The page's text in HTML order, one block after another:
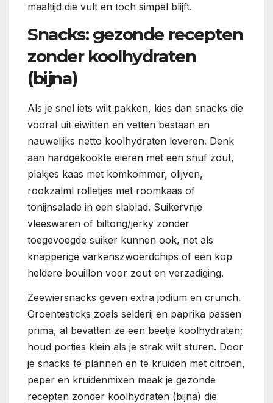
maaltijd die vult en toch simpel blijft.
Snacks: gezonde recepten
zonder koolhydraten
(bijna)
Als je snel iets wilt pakken, kies dan snacks die
vooral uit eiwitten en vetten bestaan en
nauwelijks netto koolhydraten leveren. Denk
aan hardgekookte eieren met een snuf zout,
plakjes kaas met komkommer, olijven,
rookzalml rolletjes met roomkaas of
tonijnsalade in een slablad. Suikervrije
vleeswaren of biltong/jerky zonder
toegevoegde suiker kunnen ook, net als
knapperige varkenszwoerdchips of een kop
heldere bouillon voor zout en verzadiging.
Zeewiersnacks geven extra jodium en crunch.
Groentesticks zoals selderij en paprika passen
prima, al bevatten ze een beetje koolhydraten;
houd porties klein als je strak wilt sturen. Door
je snacks te plannen en te kruiden met citroen,
peper en kruidenmixen maak je gezonde
recepten zonder koolhydraten (bijna) die